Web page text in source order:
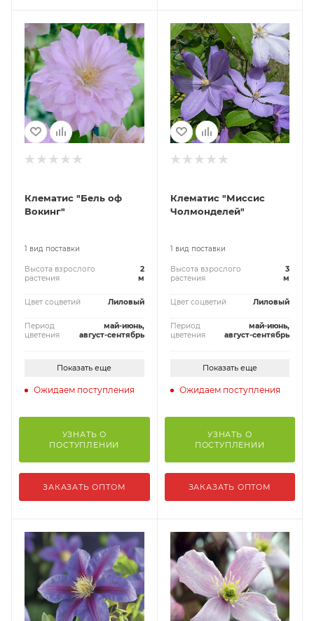
Клематис "Бель оф
Вокинг"
1 вид поставки
Высота взрослого
растения
2
м
Цвет соцветий Лиловый
Период
цветения
май-июнь,
август-сентябрь
Показать еще
Ожидаем поступления
УЗНАТЬ О
ПОСТУПЛЕНИИ
ЗАКАЗАТЬ ОПТОМ
Клематис "Миссис
Чолмонделей"
1 вид поставки
Высота взрослого
растения
3
м
Цвет соцветий Лиловый
Период
цветения
май-июнь,
август-сентябрь
Показать еще
Ожидаем поступления
УЗНАТЬ О
ПОСТУПЛЕНИИ
ЗАКАЗАТЬ ОПТОМ